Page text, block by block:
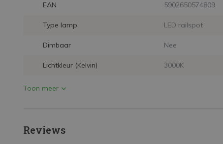
EAN 5902650574809
Type lamp LED railspot
Dimbaar Nee
Lichtkleur (Kelvin) 3000K
Toon meer
Reviews